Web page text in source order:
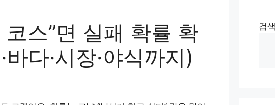
스”면 실패 확률 확
다·시장·야식까지)
검색